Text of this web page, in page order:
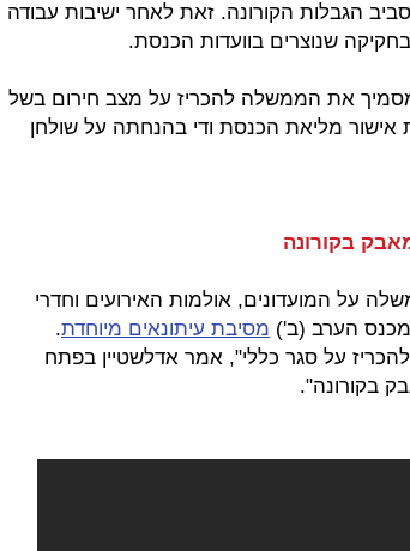
הגבלות הקורונה. זאת לאחר ישיבות עבודה
שנוצרים בוועדות הכנסת.
את הממשלה להכריז על מצב חירום בשל
אישור מליאת הכנסת ודי בהנחתה על שולחן
על המועדונים, אולמות האירועים וחדרי
מכנס הערב (ב') מסיבת עיתונאים מיוחדת.
על סגר כללי", אמר אדלשטיין בפתח
בקורונה".